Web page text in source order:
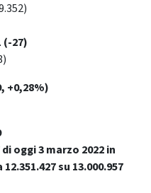
(-27)
+0,28%)
oggi 3 marzo 2022 in
su 13.000.957